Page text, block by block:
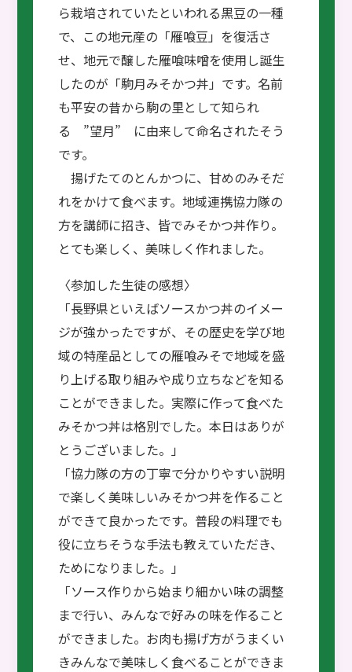
ら栽培されていたといわれる黒豆の一種
で、この地元産の「雁喰豆」を復活さ
せ、地元で醸した雁喰味噌を使用し誕生
したのが「駒月みそかつ丼」です。名前
も平安の昔から駒の里として知られ
る ”望月” に由来して命名されたそう
です。
揚げたてのとんかつに、甘めのみそだ
れをかけて食べます。地域連携協力隊の
方を講師に招き、皆でみそかつ丼作り。
とても楽しく、美味しく作れました。
〈参加した生徒の感想〉
「長野県といえばソースかつ丼のイメー
ジが強かったですが、その歴史を学び地
域の特産品としての雁喰みそで地域を盛
り上げる取り組みや成り立ちなどを知る
ことができました。実際に作って食べた
みそかつ丼は格別でした。本日はありが
とうございました。」
「協力隊の方の丁寧で分かりやすい説明
で楽しく美味しいみそかつ丼を作ること
ができて良かったです。普段の料理でも
役に立ちそうな手法も教えていただき、
ためになりました。」
「ソース作りから始まり細かい味の調整
まで行い、みんなで好みの味を作ること
ができました。お肉も揚げ方がうまくい
きみんなで美味しく食べることができま